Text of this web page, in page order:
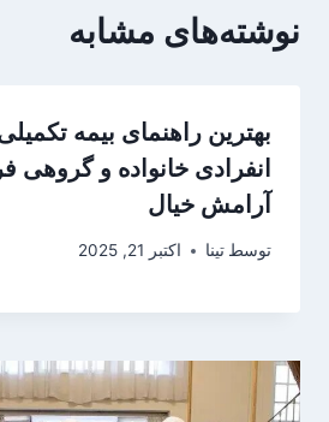
نوشته‌های مشابه
بهترین راهنمای بیمه
انفرادی خانواده و گروهی
آرامش خیال
توسط تینا اکتبر 21, 2025